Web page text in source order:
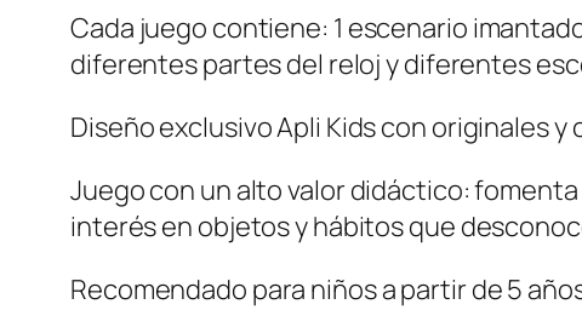
Cada juego contiene: 1 escenario
diferentes partes del reloj y diferentes
Diseño exclusivo Apli Kids con originales
Juego con un alto valor didáctico:
interés en objetos y hábitos que
Recomendado para niños a partir de 5